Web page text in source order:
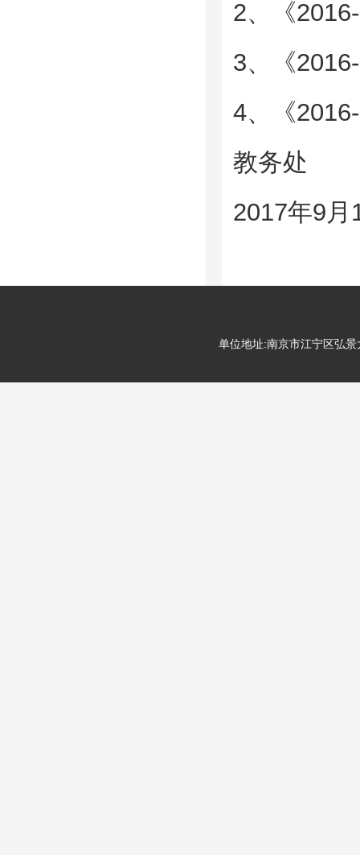
2、《
3、《
4、《
教务处
2017年9月
单位地址:南京市江宁区弘